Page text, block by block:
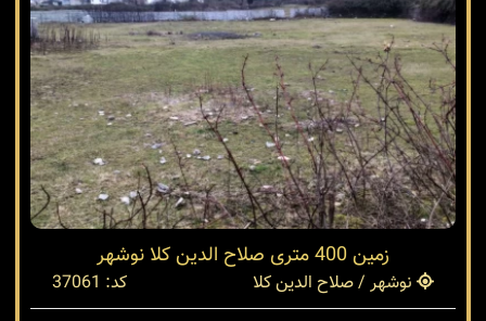
زمین 400 متری صلاح الدین کلا نوشهر
نوشهر / صلاح الدین کلا
کد: 37061